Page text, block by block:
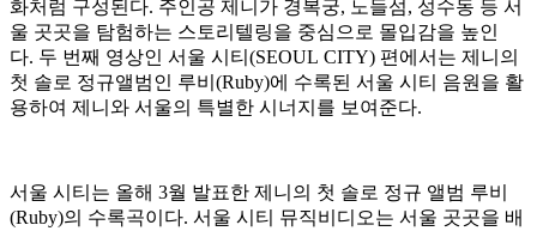
화처럼 구성된다. 주인공 제니가 경복궁, 노들섬, 성수동 등 서
울 곳곳을 탐험하는 스토리텔링을 중심으로 몰입감을 높인
다. 두 번째 영상인 서울 시티(SEOUL CITY) 편에서는 제니의
첫 솔로 정규앨범인 루비(Ruby)에 수록된 서울 시티 음원을 활
용하여 제니와 서울의 특별한 시너지를 보여준다.
서울 시티는 올해 3월 발표한 제니의 첫 솔로 정규 앨범 루비
(Ruby)의 수록곡이다. 서울 시티 뮤직비디오는 서울 곳곳을 배